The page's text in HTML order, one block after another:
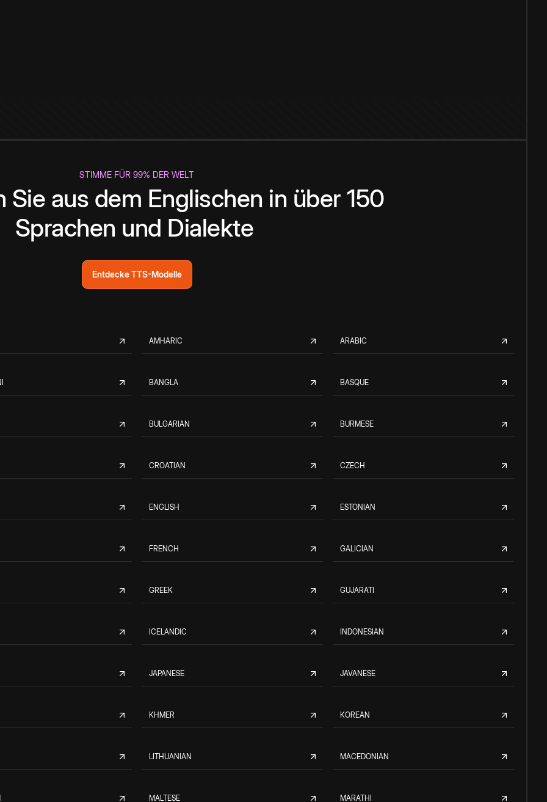
STIMME FÜR 99% DER WELT
Sie aus dem Englischen in über 150
Sprachen und Dialekte
Entdecke TTS-Modelle
AMHARIC ARABIC
BANGLA BASQUE
BULGARIAN BURMESE
CROATIAN CZECH
ENGLISH ESTONIAN
FRENCH GALICIAN
GREEK GUJARATI
ICELANDIC INDONESIAN
JAPANESE JAVANESE
KHMER KOREAN
LITHUANIAN MACEDONIAN
MALTESE MARATHI